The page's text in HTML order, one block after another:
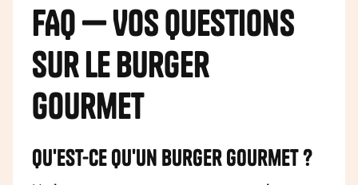
FAQ — Vos questions
sur le burger
gourmet
Qu'est-ce qu'un burger gourmet ?